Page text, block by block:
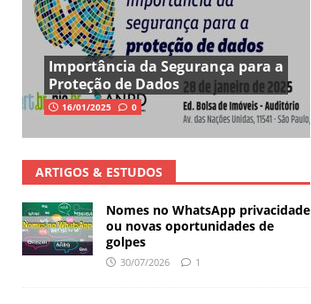
Importância da Segurança para a
Proteção de Dados
16/01/2025 0
ARTIGOS & ESTUDOS
Nomes no WhatsApp privacidade
ou novas oportunidades de
golpes
30/07/2026 1